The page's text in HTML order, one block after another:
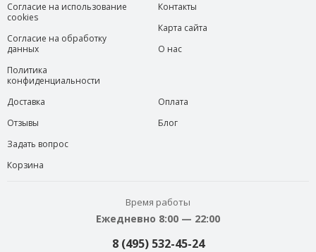
Согласие на использование
cookies
Согласие на обработку
данных
Политика
конфиденциальности
Контакты
Карта сайта
О нас
Доставка
Отзывы
Задать вопрос
Корзина
Оплата
Блог
Время работы
Ежедневно 8:00 — 22:00
8 (495) 532-45-24